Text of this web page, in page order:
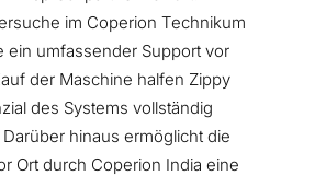
im Coperion Technikum
ein umfassender Support vor
der Maschine halfen Zippy
des Systems vollständig
hinaus ermöglicht die
Ort durch Coperion India eine